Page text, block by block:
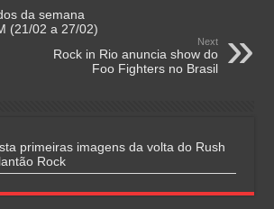
da semana
(21/02 a 27/02)
Next
Rock in Rio anuncia show do
Foo Fighters no Brasil
primeiras imagens da volta do Rush
Rock